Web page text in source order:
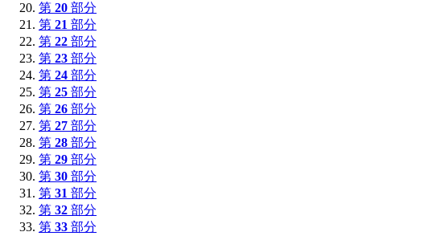
第 20 部分
第 21 部分
第 22 部分
第 23 部分
第 24 部分
第 25 部分
第 26 部分
第 27 部分
第 28 部分
第 29 部分
第 30 部分
第 31 部分
第 32 部分
第 33 部分